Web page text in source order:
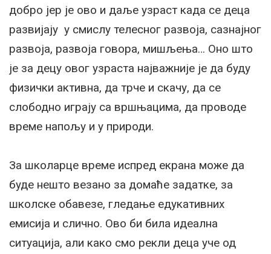
добро јер је ово и даље узраст када се деца
развијају у смислу телесног развоја, сазнајног
развоја, развоја говора, мишљења… Оно што
је за децу овог узраста најважније је да буду
физички активна, да трче и скачу, да се
слободно играју са вршњацима, да проводе
време напољу и у природи.
За школарце време испред екрана може да
буде нешто везано за домаће задатке, за
школске обавезе, гледање едукативних
емисија и слично. Ово би била идеална
ситуација, али како смо рекли деца уче од